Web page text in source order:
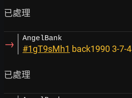
→ AngelBank
#1gT9sMh1 back1990 3-7-4